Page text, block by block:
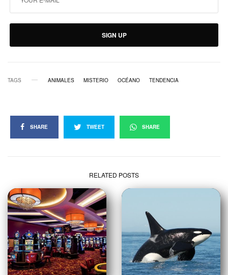
SIGN UP
TAGS ANIMALES MISTERIO OCÉANO TENDENCIA
SHARE TWEET SHARE
RELATED POSTS